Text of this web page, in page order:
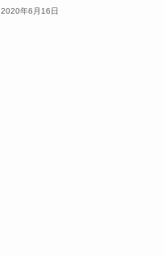
2020年6月16日